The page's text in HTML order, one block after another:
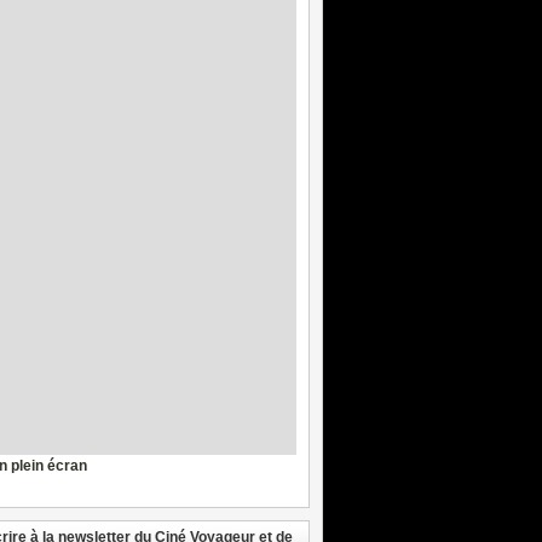
plein écran
à la newsletter du Ciné Voyageur et de